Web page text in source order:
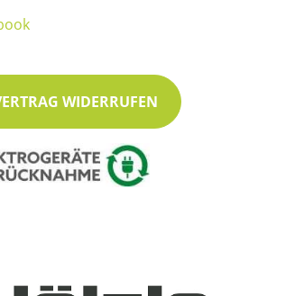
WIDERRUFEN